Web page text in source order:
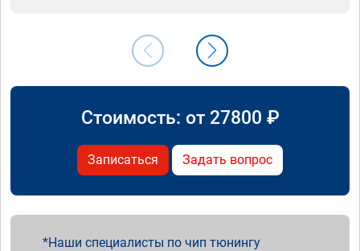
Стоимость: от 27800 ₽
Записаться Задать вопрос
Наши специалисты по чип тюнингу